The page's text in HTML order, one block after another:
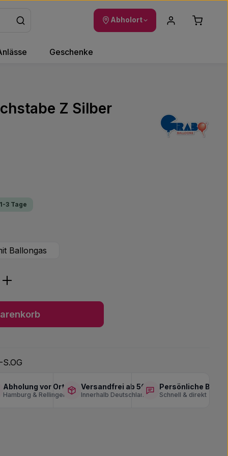
Abholort
Geschenke
Z Silber
3 Tage
Ballongas
den gewünschten Wert ein oder
Abholung vor Ort
Hamburg & Rellingen
Versandfrei ab 50 €
Innerhalb Deutschlands
Persönliche
Schnell & direkt